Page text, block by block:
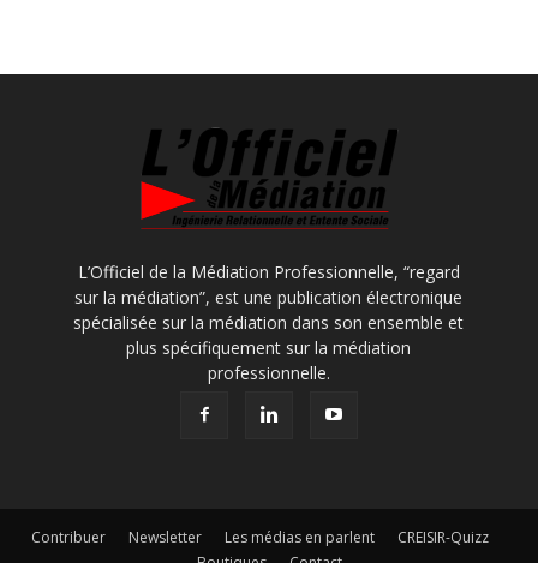
L’Officiel de la Médiation Professionnelle, “regard
sur la médiation”, est une publication électronique
spécialisée sur la médiation dans son ensemble et
plus spécifiquement sur la médiation
professionnelle.
Contribuer Newsletter Les médias en parlent
CREISIR-Quizz